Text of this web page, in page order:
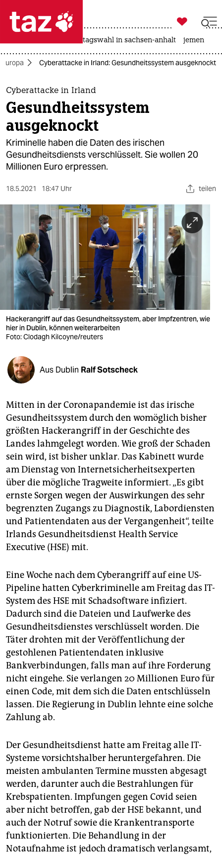
 taz zahl ich
taz zahl ich
themen
politik
öko
gesellschaft
sport
berlin
nord
wahrheit
verlag
verlag
veranstaltungen
fragen & hilfe
abo
genossenschaft
epaper login

taz zahl ich
landtagswahl in sachsen-anhalt jemen
Europa Cyberattacke in Irland: Gesundheitssystem ausgeknockt
Cyberattacke in Irland
Gesundheitssystem
ausgeknockt
Kriminelle haben die Daten des irischen
Gesundheitsdiensts verschlüsselt. Sie wollen 20
Millionen Euro erpressen.
18.5.2021 18:47 Uhr teilen
Hackerangriff auf das Gesundheitssystem, aber Impfzentren, wie
hier in Dublin, können weiterarbeiten
Foto: Clodagh Kilcoyne/reuters
Aus Dublin Ralf Sotscheck
Mitten in der Coronapandemie ist das irische
Gesundheitssystem durch den womöglich bisher
größten Hackerangriff in der Geschichte des
Landes lahmgelegt worden. Wie groß der Schaden
sein wird, ist bisher unklar. Das Kabinett wurde
am Dienstag von Internetsicherheitsexperten
über die mögliche Tragweite informiert. „Es gibt
ernste Sorgen wegen der Auswirkungen des sehr
begrenzten Zugangs zu Diagnostik, Labordiensten
und Patientendaten aus der Vergangenheit“, teilte
Irlands Gesundheitsdienst Health Service
Executive (HSE) mit.
Eine Woche nach dem Cyberangriff auf eine US-
Pipeline hatten Cyberkriminelle am Freitag das IT-
System des HSE mit Schadsoftware infiziert.
Dadurch sind die Dateien und Laufwerke des
Gesundheitsdienstes verschlüsselt worden. Die
Täter drohten mit der Veröffentlichung der
gestohlenen Patientendaten inklusive
Bankverbindungen, falls man auf ihre Forderung
nicht eingehe. Sie verlangen 20 Millionen Euro für
einen Code, mit dem sich die Daten entschlüsseln
lassen. Die Regierung in Dublin lehnte eine solche
Zahlung ab.
Der Gesundheitsdienst hatte am Freitag alle IT-
Systeme vorsichtshalber heruntergefahren. Die
meisten ambulanten Termine mussten abgesagt
werden, darunter auch die Bestrahlungen für
Krebspatienten. Impfungen gegen Covid seien
aber nicht betroffen, gab der HSE bekannt, und
auch der Notruf sowie die Krankentransporte
funktionierten. Die Behandlung in der
Notaufnahme ist jedoch dramatisch verlangsamt,